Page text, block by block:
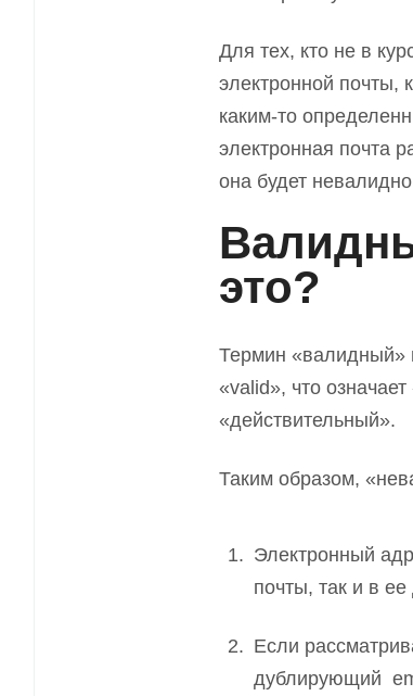
Для тех, кто не в
электронной почты,
каким-то
электронная почта
она будет
это?
Термин «валидный»
«valid», что
«действительный».
Таким образом,
Электронный
почты, так и в
Если
дублирующий